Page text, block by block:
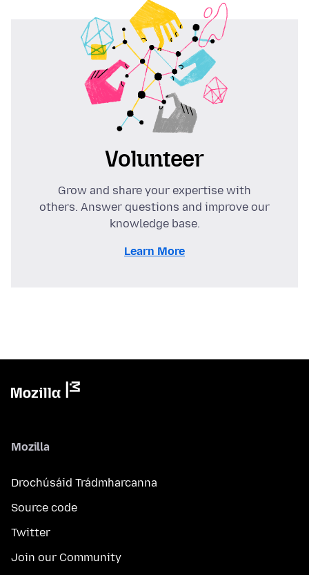
Volunteer
Grow and share your expertise with
others. Answer questions and improve our
knowledge base.
Learn More
Mozilla
Drochúsáid Trádmharcanna
Source code
Twitter
Join our Community